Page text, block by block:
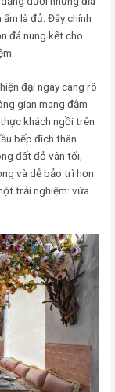
là đủ. Đây chính
đá nung kết cho
đại ngày càng rõ
gian mang đậm
khách ngồi trên
bếp đích thân
đất đỏ vân tối,
và dễ bảo trì hơn
trải nghiệm: vừa